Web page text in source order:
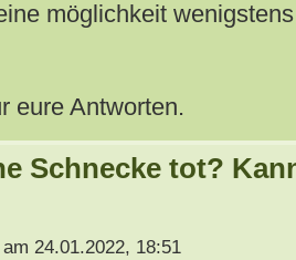
möglichkeit
eure Antworten.
Schnecke tot?
24.01.2022, 18:51